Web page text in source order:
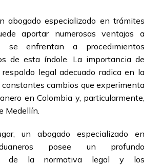
abogado especializado en trámites
aportar numerosas ventajas a
se enfrentan a procedimientos
de esta índole. La importancia de
legal adecuado radica en la
cambios que experimenta
en Colombia y, particularmente,
Medellín.
un abogado especializado en
posee un profundo
de la normativa legal y los